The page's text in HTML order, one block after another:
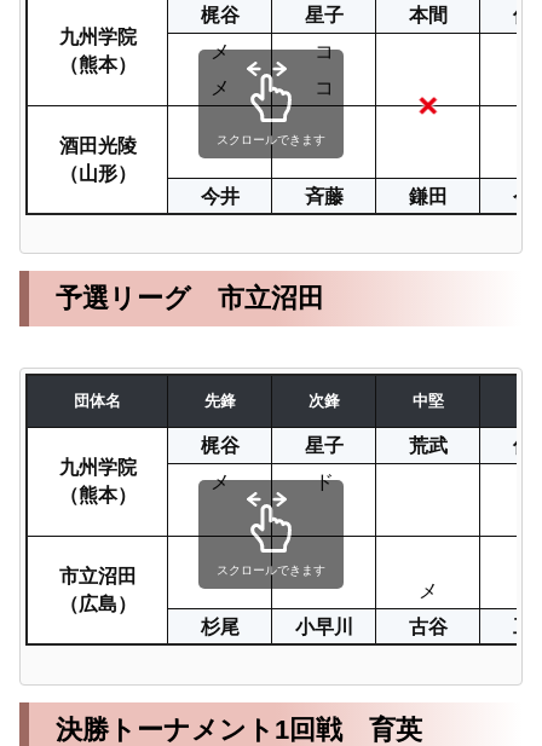
九州学院
（熊本）
梶谷 星子 本間
佐
メ
コ
メ
コ
酒田光陵
（山形）
今井
斉藤 鎌田 今
スクロールできます
予選リーグ 市立沼田
団体名 先鋒 次鋒 中堅
九州学院
（熊本）
梶谷 星子 荒武
佐
メ
ド
市立沼田
（広島）
メ
杉尾
小早川 古谷 工
スクロールできます
決勝トーナメント1回戦 育英